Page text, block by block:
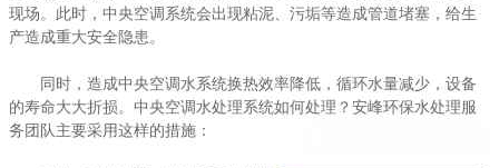
现场。此时，中央空调系统会出现粘泥、污垢等造成管道堵塞，给生
产造成重大安全隐患。
同时，造成中央空调水系统换热效率降低，循环水量减少，设备
的寿命大大折损。中央空调水处理系统如何处理？安峰环保水处理服
务团队主要采用这样的措施：
现场。此时，中央空调系统会出现粘泥、污垢等造成管道堵塞，给生
产造成重大安全隐患。
同时，造成中央空调水系统换热效率降低，循环水量减少，设备
的寿命大大折损。中央空调水处理系统如何处理？安峰环保水处理服
务团队主要采用这样的措施：